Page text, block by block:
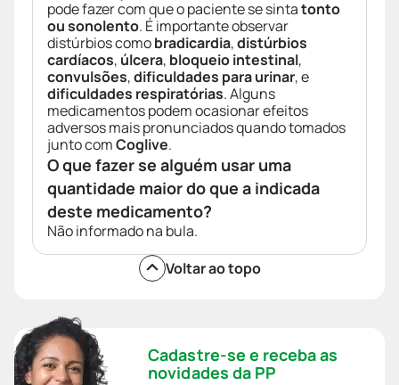
pode fazer com que o paciente se sintatonto
ou sonolento. É importante observar
distúrbios comobradicardia,distúrbios
cardíacos, úlcera, bloqueio intestinal,
convulsões,dificuldades para urinar, e
dificuldades respiratórias. Alguns
medicamentos podem ocasionar efeitos
adversos mais pronunciados quando tomados
junto comCoglive.
O que fazer se alguém usar uma
quantidade maior do que a indicada
deste medicamento?
Não informado na bula.
Voltar ao topo
Cadastre-se e receba as
novidades da PP